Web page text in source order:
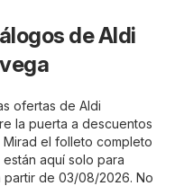
de Aldi
ofertas de Aldi
la puerta a descuentos
el folleto completo
aquí solo para
partir de 03/08/2026. No